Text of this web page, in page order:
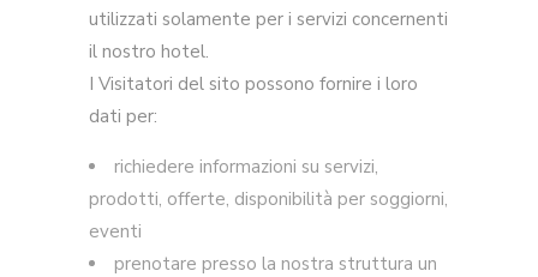
utilizzati solamente per i servizi concernenti
il nostro hotel.
I Visitatori del sito possono fornire i loro
dati per:
richiedere informazioni su servizi,
prodotti, offerte, disponibilità per soggiorni,
eventi
prenotare presso la nostra struttura un